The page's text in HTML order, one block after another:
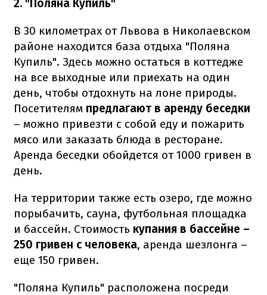
2. "Поляна Купиль"
В 30 километрах от Львова в Николаевском
районе находится база отдыха "Поляна
Купиль". Здесь можно остаться в коттедже
на все выходные или приехать на один
день, чтобы отдохнуть на лоне природы.
Посетителям предлагают в аренду беседки
– можно привезти с собой еду и пожарить
мясо или заказать блюда в ресторане.
Аренда беседки обойдется от 1000 гривен в
день.
На территории также есть озеро, где можно
порыбачить, сауна, футбольная площадка
и бассейн. Стоимость купания в бассейне –
250 гривен с человека, аренда шезлонга –
еще 150 гривен.
"Поляна Купиль" расположена посреди